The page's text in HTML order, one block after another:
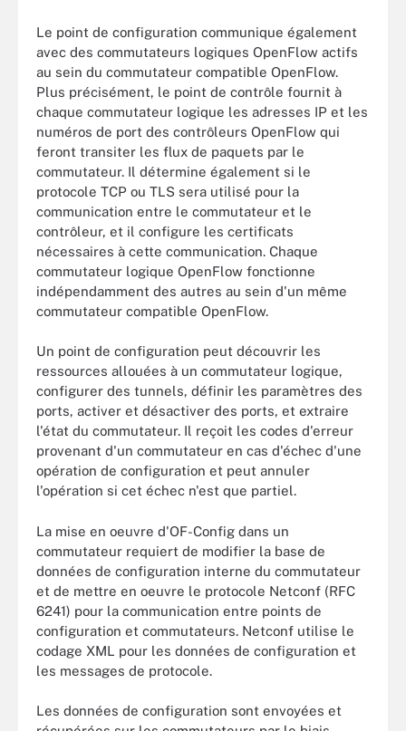
Le point de configuration communique également
avec des commutateurs logiques OpenFlow actifs
au sein du commutateur compatible OpenFlow.
Plus précisément, le point de contrôle fournit à
chaque commutateur logique les adresses IP et les
numéros de port des contrôleurs OpenFlow qui
feront transiter les flux de paquets par le
commutateur. Il détermine également si le
protocole TCP ou TLS sera utilisé pour la
communication entre le commutateur et le
contrôleur, et il configure les certificats
nécessaires à cette communication. Chaque
commutateur logique OpenFlow fonctionne
indépendamment des autres au sein d'un même
commutateur compatible OpenFlow.
Un point de configuration peut découvrir les
ressources allouées à un commutateur logique,
configurer des tunnels, définir les paramètres des
ports, activer et désactiver des ports, et extraire
l'état du commutateur. Il reçoit les codes d'erreur
provenant d'un commutateur en cas d'échec d'une
opération de configuration et peut annuler
l'opération si cet échec n'est que partiel.
La mise en oeuvre d'OF-Config dans un
commutateur requiert de modifier la base de
données de configuration interne du commutateur
et de mettre en oeuvre le protocole Netconf (RFC
6241) pour la communication entre points de
configuration et commutateurs. Netconf utilise le
codage XML pour les données de configuration et
les messages de protocole.
Les données de configuration sont envoyées et